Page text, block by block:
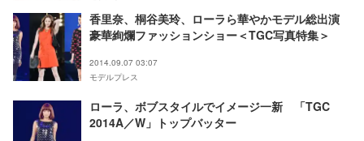
香里奈、桐谷美玲、ローラら華やかモデル総出演
豪華絢爛ファッションショー＜TGC写真特集＞
2014.09.07 03:07
モデルプレス
ローラ、ボブスタイルでイメージ一新 「TGC
2014A／W」トップバッター